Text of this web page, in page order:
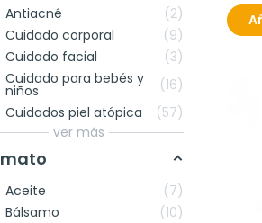
Antiacné
2
Cuidado corporal
9
Cuidado facial
3
Cuidado para bebés y
niños
16
Cuidados piel atópica
57
ver más
Aceite
7
Bálsamo
10